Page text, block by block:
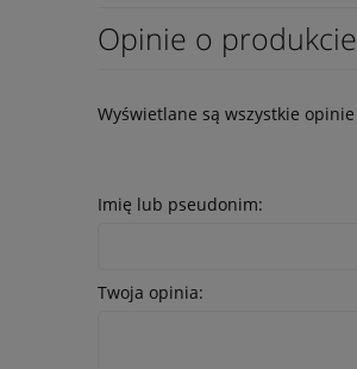
Opinie o
Wyświetlane są wszystkie
Imię lub pseudonim:
Twoja opinia: